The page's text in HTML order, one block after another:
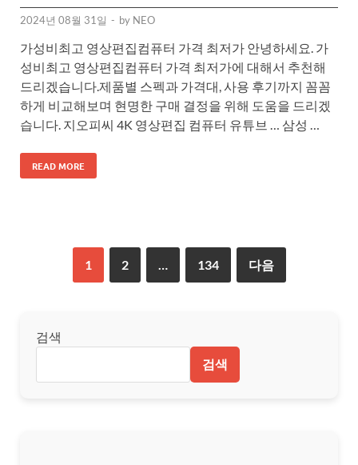
2024년 08월 31일 - by NEO
가성비최고 영상편집컴퓨터 가격 최저가 안녕하세요. 가
성비최고 영상편집컴퓨터 가격 최저가에 대해서 추천해
드리겠습니다.제품별 스펙과 가격대, 사용 후기까지 꼼꼼
하게 비교해보며 현명한 구매 결정을 위해 도움을 드리겠
습니다. 지오피씨 4K 영상편집 컴퓨터 유튜브 … 삼성 …
READ MORE
1 2 134 다음
검색
검색